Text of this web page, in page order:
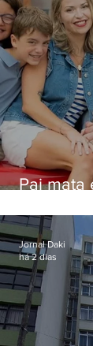
Pai mata
Jornal Daki
há 2 dias